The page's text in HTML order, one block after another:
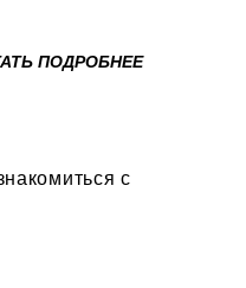
ПОДРОБНЕЕ